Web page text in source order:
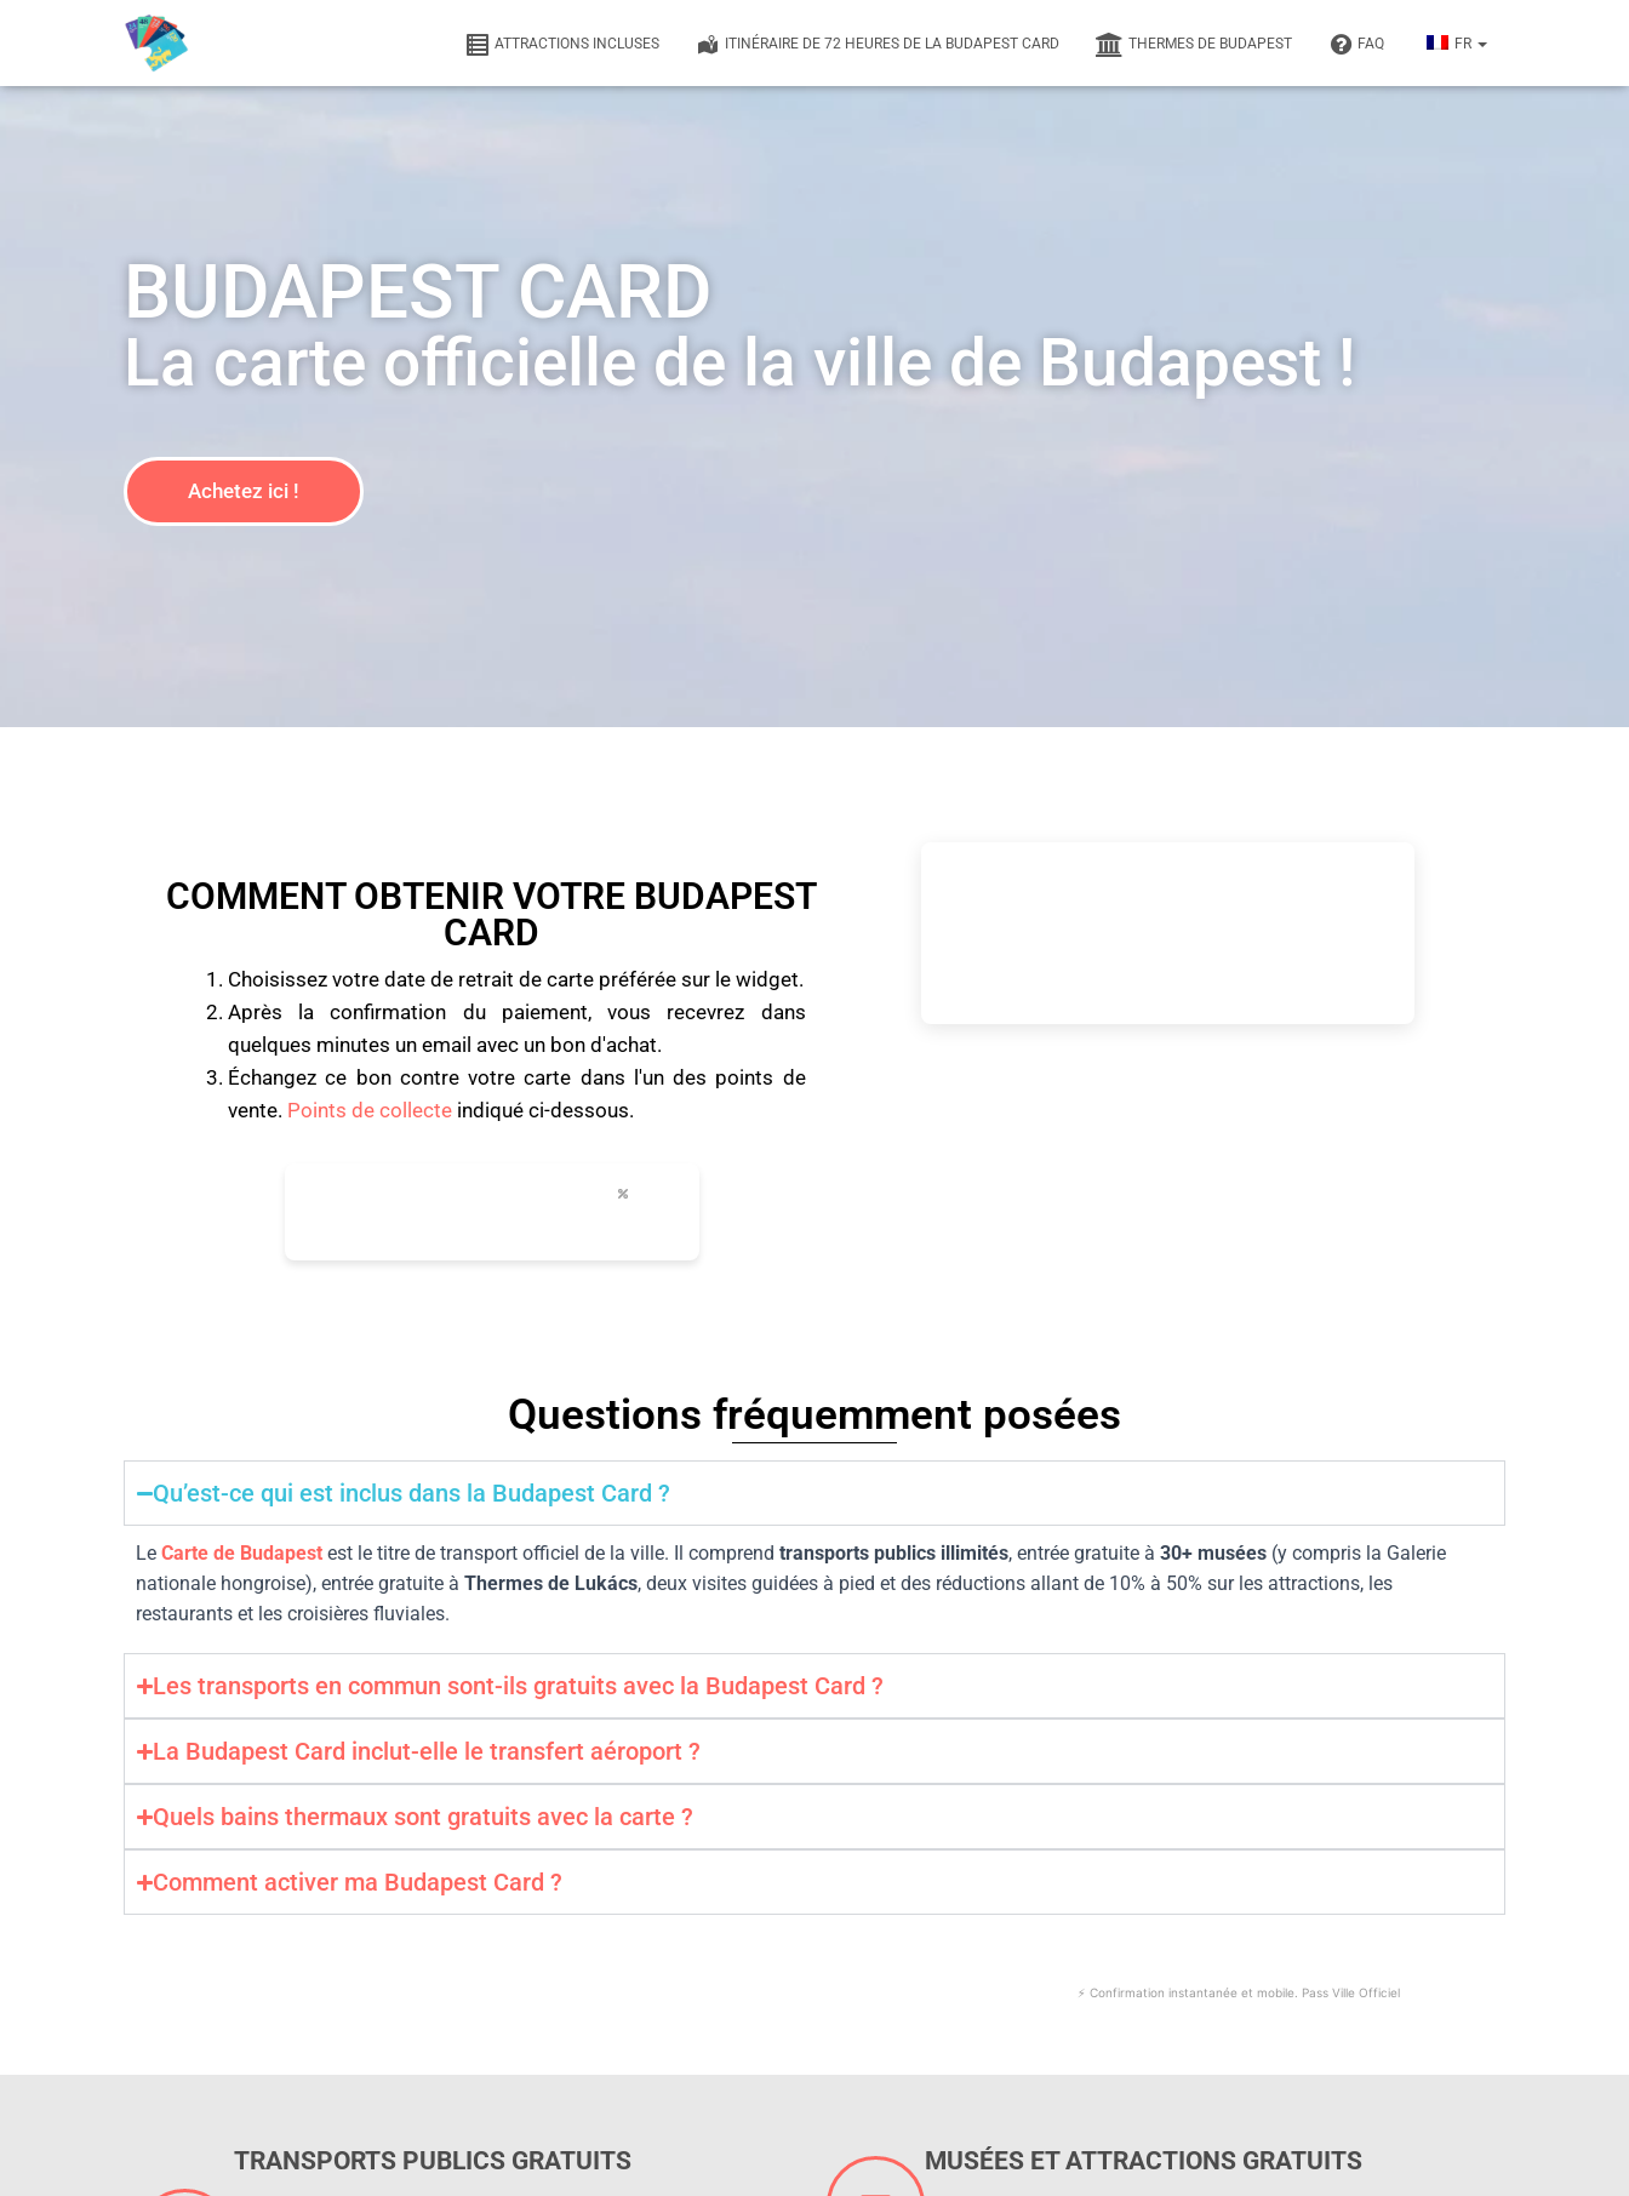
ATTRACTIONS INCLUSES ITINÉRAIRE DE 72 HEURES DE LA BUDAPEST CARD THERMES DE BUDAPEST FAQ FR
BUDAPEST CARD
La carte officielle de la ville de Budapest !
Achetez ici !
COMMENT OBTENIR VOTRE BUDAPEST
CARD
Choisissez votre date de retrait de carte préférée sur le widget.
Après la confirmation du paiement, vous recevrez dans
quelques minutes un email avec un bon d'achat.
Échangez ce bon contre votre carte dans l'un des points de
vente. Points de collecte indiqué ci-dessous.
Questions fréquemment posées
Qu’est-ce qui est inclus dans la Budapest Card ?
Le Carte de Budapest est le titre de transport officiel de la ville. Il comprend transports publics illimités, entrée gratuite à 30+ musées (y compris la Galerie
nationale hongroise), entrée gratuite à Thermes de Lukács, deux visites guidées à pied et des réductions allant de 10% à 50% sur les attractions, les
restaurants et les croisières fluviales.
Les transports en commun sont-ils gratuits avec la Budapest Card ?
La Budapest Card inclut-elle le transfert aéroport ?
Quels bains thermaux sont gratuits avec la carte ?
Comment activer ma Budapest Card ?
⚡️ Confirmation instantanée et mobile. Pass Ville Officiel
TRANSPORTS PUBLICS GRATUITS MUSÉES ET ATTRACTIONS GRATUITS